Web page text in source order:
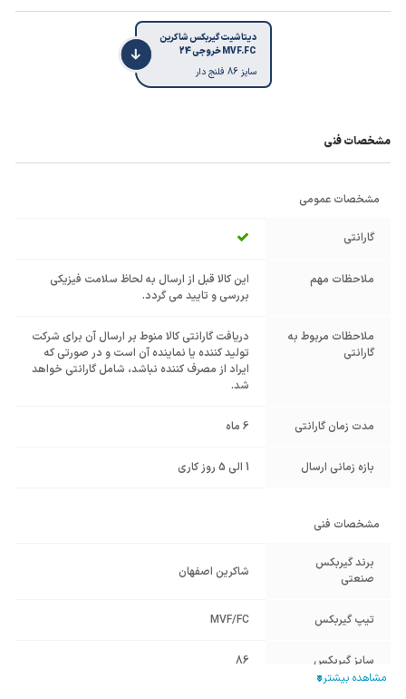
دیتاشیت گیربکس شاکرین
MVF.FC خروجی 24
سایز 86 فلنج دار
مشخصات فنی
مشخصات عمومی
گارانتی
ملاحظات مهم
این کالا قبل از ارسال به لحاظ سلامت فیزیکی
بررسی و تایید می گردد.
ملاحظات مربوط به
گارانتی
دریافت گارانتی کالا منوط بر ارسال آن برای شرکت
تولید کننده یا نماینده آن است و در صورتی که
ایراد از مصرف کننده نباشد، شامل گارانتی خواهد
شد.
مدت زمان گارانتی 6 ماه
بازه زمانی ارسال 1 الی 5 روز کاری
مشخصات فنی
برند گیربکس
صنعتی
شاکرین اصفهان
تیپ گیربکس MVF/FC
سایز گیربکس 86